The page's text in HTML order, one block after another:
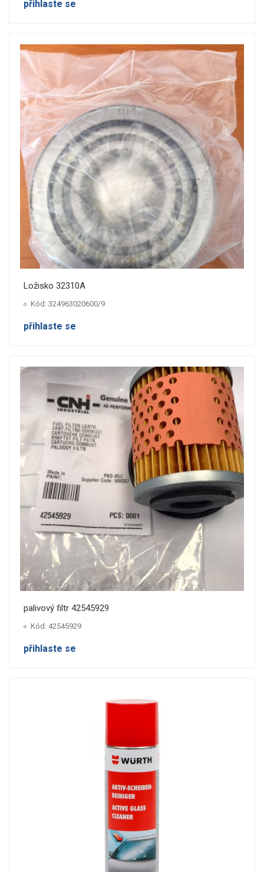
přihlaste se
Ložisko 32310A
Kód: 324963020600/9
přihlaste se
palivový filtr 42545929
Kód: 42545929
přihlaste se